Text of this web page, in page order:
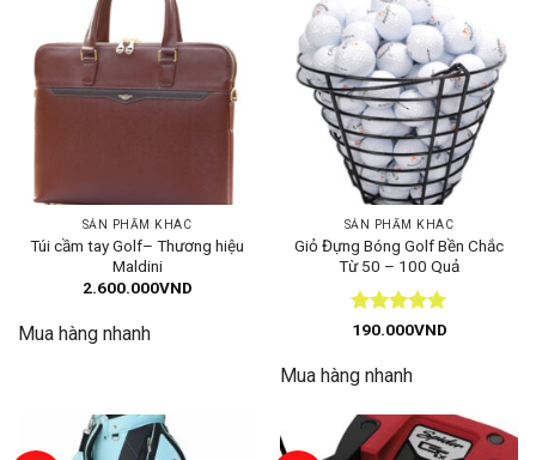
SẢN PHẨM KHÁC
Túi cầm tay Golf– Thương hiệu
Maldini
2.600.000VND
Mua hàng nhanh
SẢN PHẨM KHÁC
Giỏ Đựng Bóng Golf Bền Chắc
Từ 50 – 100 Quả
Được xếp
sao
190.000VND
Mua hàng nhanh